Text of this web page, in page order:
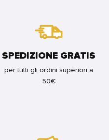
SPEDIZIONE GRATIS
per tutti gli ordini superiori a
50€